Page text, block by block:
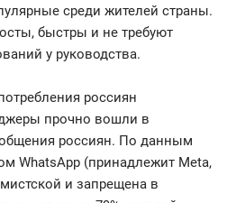
среди жителей страны.
быстры и не требуют
у руководства.
россиян
прочно вошли в
россиян. По данным
WhatsApp (принадлежит Meta,
и запрещена в